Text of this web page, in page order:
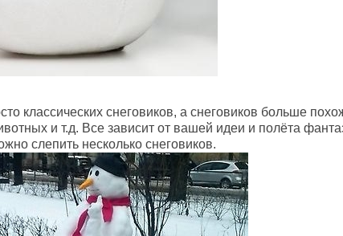
классических снеговиков, а снеговиков больше
и т.д. Все зависит от вашей идеи и полёта
слепить несколько снеговиков.